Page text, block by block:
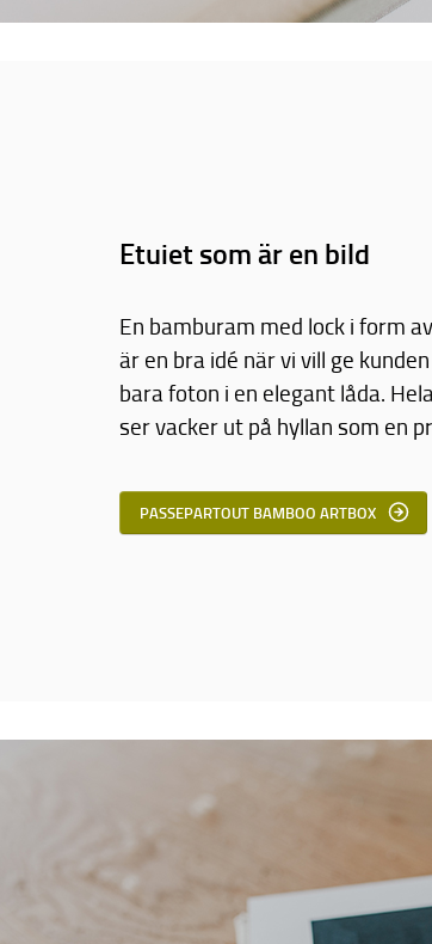
Etuiet som är en bild
En bamburam med lock i form
är en bra idé när vi vill ge
bara foton i en elegant låda.
ser vacker ut på hyllan som en
PASSEPARTOUT BAMBOO ARTBOX